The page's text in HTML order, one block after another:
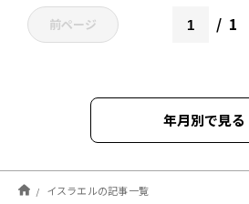
前ページ 1
年月別で見る
2026年07月
イスラエルの記事一覧